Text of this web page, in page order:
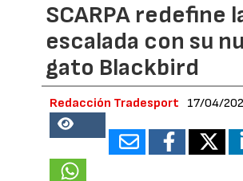
SCARPA redefine
escalada con su
gato Blackbird
Redacción Tradesport 17/04/
18730